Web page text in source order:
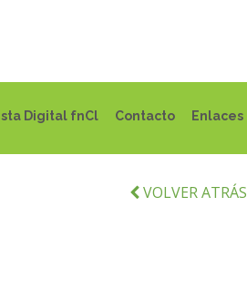
Digital fnCl Contacto Enlaces
VOLVER ATRÁS